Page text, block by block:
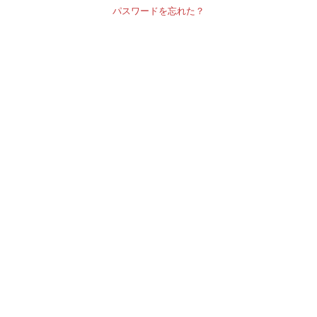
パスワードを忘れた？